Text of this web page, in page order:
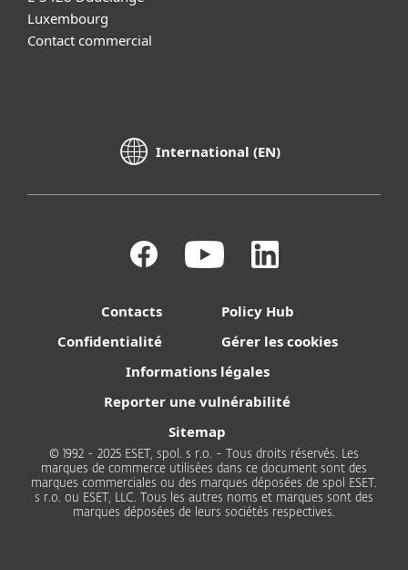
Luxembourg
Contact commercial
International (EN)
Contacts
Policy Hub
Confidentialité
Gérer les cookies
Informations légales
Reporter une vulnérabilité
Sitemap
© 1992 - 2025 ESET, spol. s r.o. - Tous droits réservés. Les
marques de commerce utilisées dans ce document sont des
marques commerciales ou des marques déposées de spol ESET.
s r.o. ou ESET, LLC. Tous les autres noms et marques sont des
marques déposées de leurs sociétés respectives.